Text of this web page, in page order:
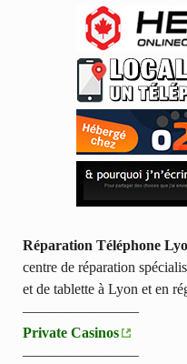
Réparation Téléphone
centre de réparation
et de tablette à Lyon et en
————————
Private Casinos
————————